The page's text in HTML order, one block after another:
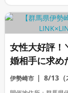
女性大好評！
婚相手に求
ない男女
伊勢崎市 8/13（